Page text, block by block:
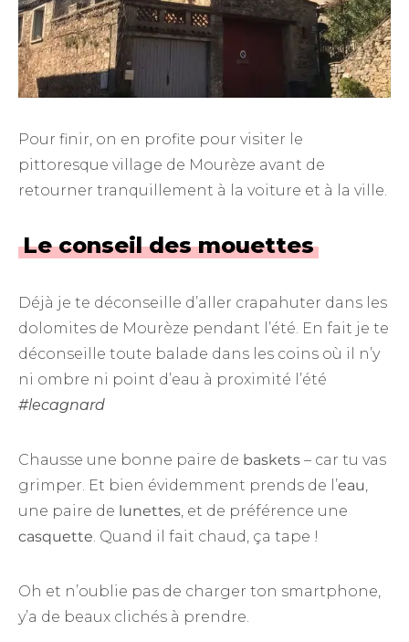
Pour finir, on en profite pour visiter le
pittoresque village de Mourèze avant de
retourner tranquillement à la voiture et à la ville.
Le conseil des mouettes
Déjà je te déconseille d’aller crapahuter dans les
dolomites de Mourèze pendant l’été. En fait je te
déconseille toute balade dans les coins où il n’y
ni ombre ni point d’eau à proximité l’été
#lecagnard
Chausse une bonne paire de baskets – car tu vas
grimper. Et bien évidemment prends de l’eau
une paire de lunettes , et de préférence une
casquette . Quand il fait chaud, ça tape !
Oh et n’oublie pas de charger ton smartphone,
y’a de beaux clichés à prendre.